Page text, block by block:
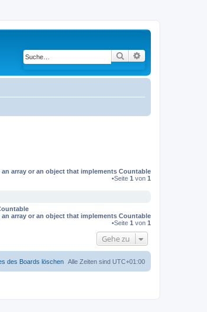
Suche
array or an object that implements Countable
•Seite 1 von 1
array or an object that implements Countable
•Seite 1 von 1
Gehe zu
Alle Zeiten sind UTC+01:00
des Boards löschen